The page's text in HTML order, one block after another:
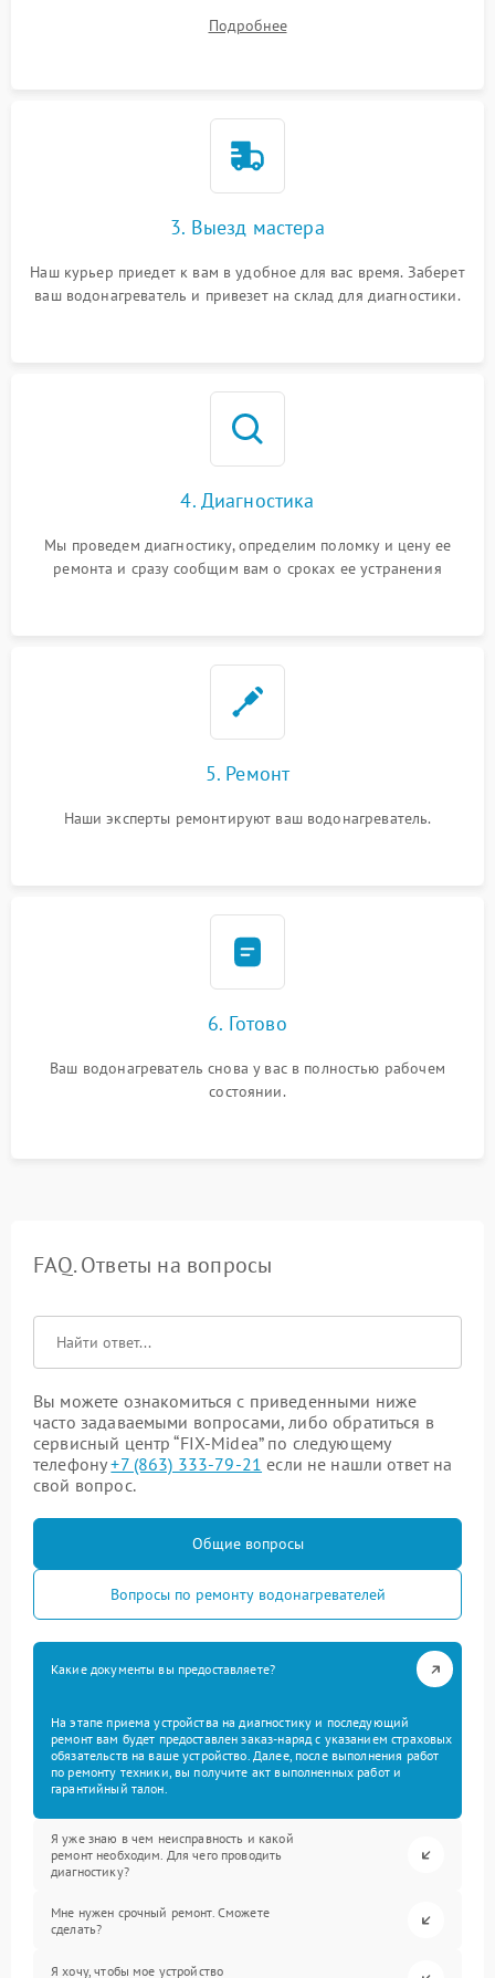
Подробнее
3. Выезд мастера
Наш курьер приедет к вам в удобное для вас время. Заберет
ваш водонагреватель и привезет на склад для диагностики.
4. Диагностика
Мы проведем диагностику, определим поломку и цену ее
ремонта и сразу сообщим вам о сроках ее устранения
5. Ремонт
Наши эксперты ремонтируют ваш водонагреватель.
6. Готово
Ваш водонагреватель снова у вас в полностью рабочем
состоянии.
FAQ. Ответы на вопросы
Вы можете ознакомиться с приведенными ниже
часто задаваемыми вопросами, либо обратиться в
сервисный центр “FIX-Midea” по следующему
телефону+7 (863) 333-79-21 если не нашли ответ на
свой вопрос.
Общие вопросы
Вопросы по ремонту водонагревателей
Какие документы вы предоставляете?
На этапе приема устройства на диагностику и последующий
ремонт вам будет предоставлен заказ-наряд с указанием страховых
обязательств на ваше устройство. Далее, после выполнения работ
по ремонту техники, вы получите акт выполненных работ и
гарантийный талон.
Я уже знаю в чем неисправность и какой
ремонт необходим. Для чего проводить
диагностику?
Мне нужен срочный ремонт. Сможете
сделать?
Я хочу, чтобы мое устройство